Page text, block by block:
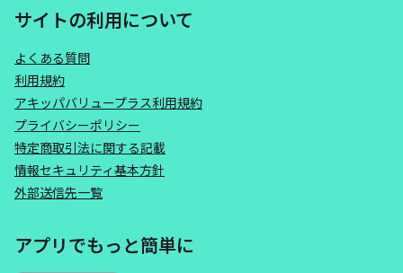
サイトの利用について
よくある質問
利用規約
アキッパバリュープラス利用規約
プライバシーポリシー
特定商取引法に関する記載
情報セキュリティ基本方針
外部送信先一覧
アプリでもっと簡単に